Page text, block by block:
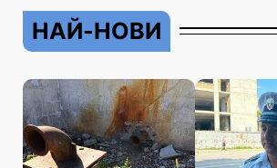
НАЙ-НОВИ